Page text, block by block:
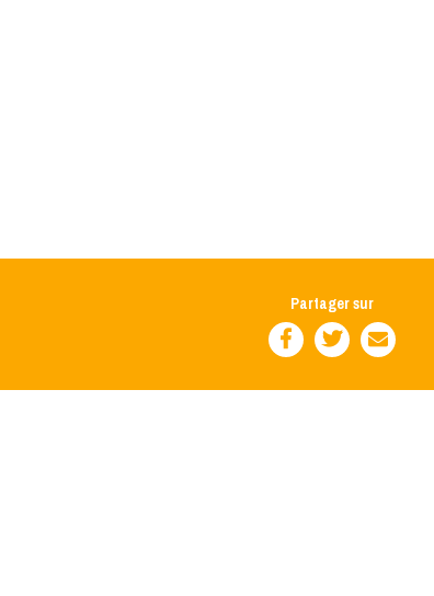
Partager sur